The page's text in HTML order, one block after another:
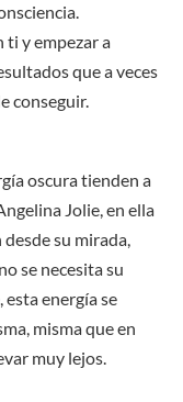
ti y empezar a
que a veces
conseguir.
oscura tienden a
Jolie, en ella
su mirada,
se necesita su
esta energía se
misma que en
muy lejos.